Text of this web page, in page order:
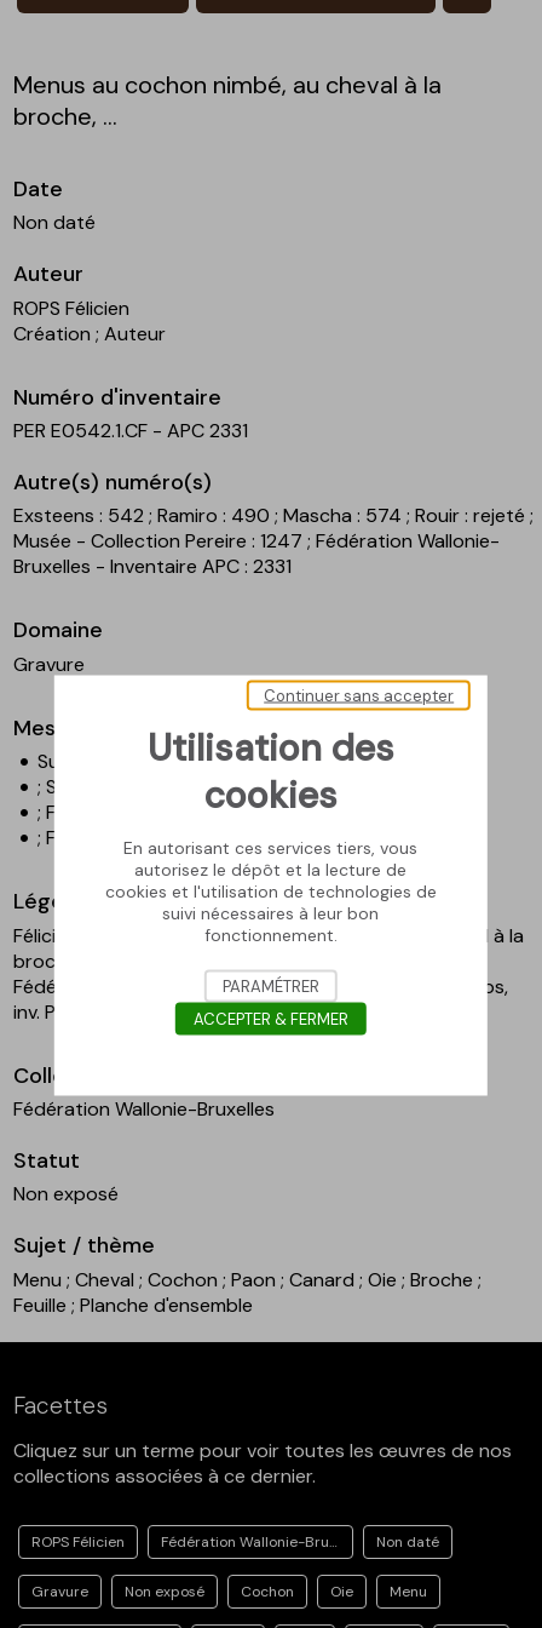
Menus au cochon nimbé, au cheval à la
broche, ...
Date
Non daté
Auteur
ROPS Félicien
Création; Auteur
Numéro d'inventaire
PER E0542.1.CF - APC 2331
Autre(s) numéro(s)
Exsteens : 542; Ramiro : 490; Mascha : 574; Rouir : rejeté;
Musée - Collection Pereire : 1247; Fédération Wallonie-
Bruxelles - Inventaire APC : 2331
Domaine
Gravure
Mesures
Surface gravée - Hauteur en cm : 27,5
; Surface gravée - Largeur en cm : 22
; Feuille - Hauteur en cm : 30,6
; Feuille - Largeur en cm : 23,2
Légende
Félicien Rops, Menus au cochon à la broche, au cheval à la
broche, au dindon volant, s.d., eau-forte, 26 x 11,9 cm.
Fédération Wallonie-Bruxelles, en dépôt au musée Rops,
inv. PER E0542.1.CF
Collection
Fédération Wallonie-Bruxelles
Statut
Non exposé
Sujet / thème
Menu; Cheval; Cochon; Paon; Canard; Oie; Broche;
Feuille; Planche d'ensemble
Facettes
Cliquez sur un terme pour voir toutes les œuvres de nos
collections associées à ce dernier.
ROPS Félicien Fédération Wallonie-Bruxelles Non daté
Gravure Non exposé Cochon Oie Menu
Utilisation des
cookies
En autorisant ces services tiers, vous
autorisez le dépôt et la lecture de
cookies et l'utilisation de technologies de
suivi nécessaires à leur bon
fonctionnement.
Continuer sans accepter
PARAMÉTRER
ACCEPTER & FERMER